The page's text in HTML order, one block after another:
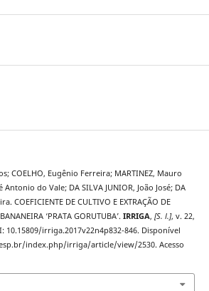
COELHO, Eugênio Ferreira; MARTINEZ, Mauro
Antonio do Vale; DA SILVA JUNIOR, João José; DA
COEFICIENTE DE CULTIVO E EXTRAÇÃO DE
‘PRATA GORUTUBA’. IRRIGA, [S. l.], v. 22,
10.15809/irriga.2017v22n4p832-846. Disponível
index.php/irriga/article/view/2530. Acesso